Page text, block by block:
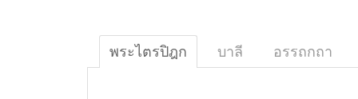
พระไตรปิฎก บาลี อรรถกถา